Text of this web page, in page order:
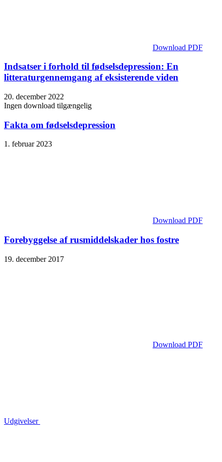
Download PDF
Indsatser i forhold til fødselsdepression: En
litteraturgennemgang af eksisterende viden
20. december 2022
Ingen download tilgængelig
Fakta om fødselsdepression
1. februar 2023
Download PDF
Forebyggelse af rusmiddelskader hos fostre
19. december 2017
Download PDF
Udgivelser